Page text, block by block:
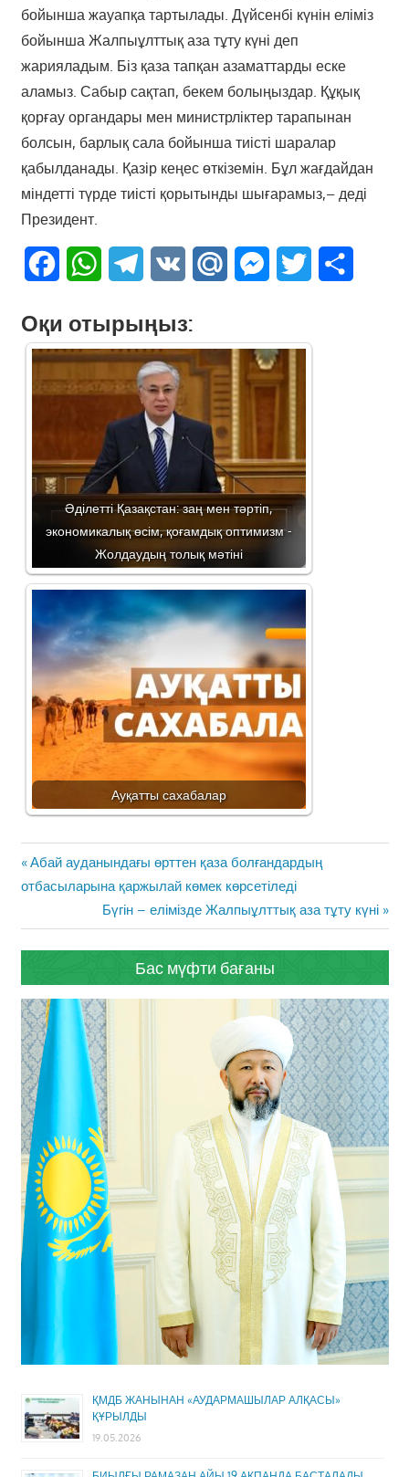
бойынша жауапқа тартылады. Дүйсенбі күнін еліміз
бойынша Жалпыұлттық аза тұту күні деп
жарияладым. Біз қаза тапқан азаматтарды еске
аламыз. Сабыр сақтап, бекем болыңыздар. Құқық
қорғау органдары мен министрліктер тарапынан
болсын, барлық сала бойынша тиісті шаралар
қабылданады. Қазір кеңес өткіземін. Бұл жағдайдан
міндетті түрде тиісті қорытынды шығарамыз,– деді
Президент.
FacebookWhatsAppTelegram
VK Mail.Ru Messenger
Twitter
Оқи отырыңыз:
Әділетті Қазақстан: заң мен тәртіп,
экономикалық өсім, қоғамдық оптимизм -
Жолдаудың толық мәтіні
Ауқатты сахабалар
Жазба
навигациясы
Previous
Post:
Абай ауданындағы өрттен қаза болғандардың
отбасыларына қаржылай көмек көрсетіледі
Next
Post:
Бүгін – елімізде Жалпыұлттық аза тұту күні
Бас мүфти бағаны
ҚМДБ ЖАНЫНАН «АУДАРМАШЫЛАР АЛҚАСЫ»
ҚҰРЫЛДЫ
19.05.2026